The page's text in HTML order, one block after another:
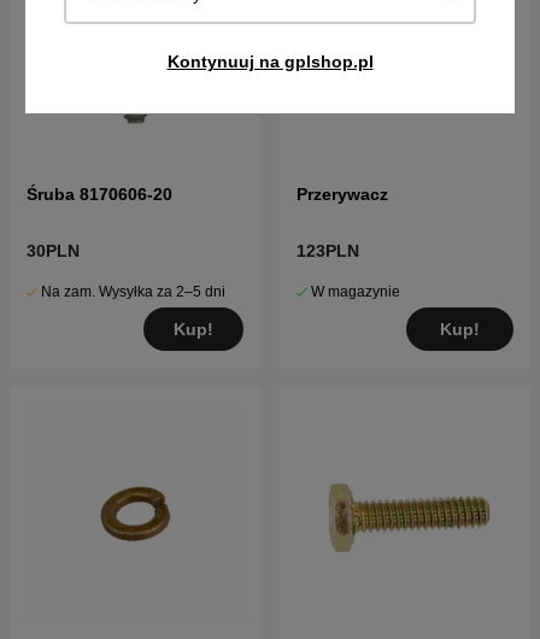
Kontynuuj na gplshop.pl
Śruba 8170606-20
30PLN
Na zam. Wysyłka za 2–5 dni
Kup!
Przerywacz
123PLN
W magazynie
Kup!